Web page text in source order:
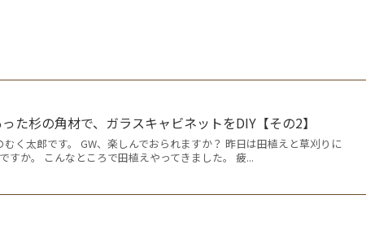
た杉の角材で、ガラスキャビネットをDIY【その2】
く太郎です。 GW、楽しんでおられますか？ 昨日は田植えと草刈りに
すか。 こんなところで田植えやってきました。 疲...